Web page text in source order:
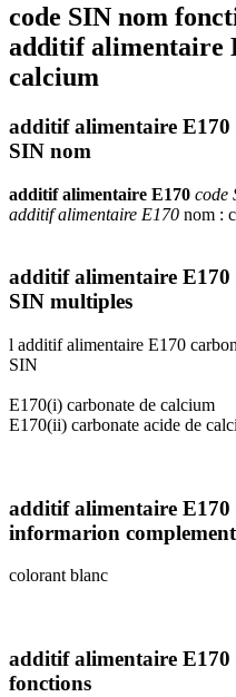
code SIN nom
additif alimentaire
calcium
additif alimentaire E170
SIN nom
additif alimentaire E170 code
additif alimentaire E170 nom :
additif alimentaire E170
SIN multiples
l additif alimentaire E170
SIN
E170(i) carbonate de calcium
E170(ii) carbonate acide de
additif alimentaire E170
informarion
colorant blanc
additif alimentaire E170
fonctions